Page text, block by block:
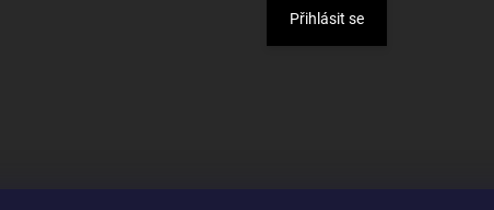
Přihlásit se